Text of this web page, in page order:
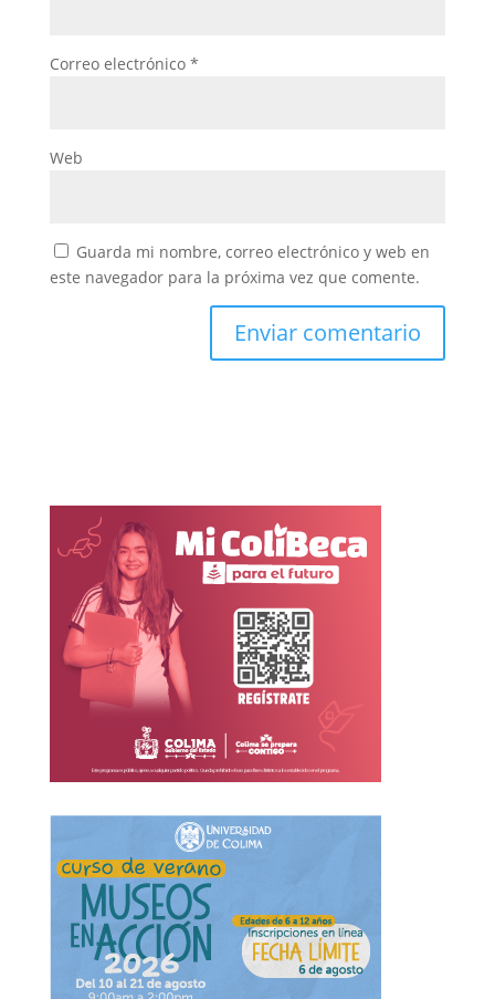
Correo electrónico *
Web
Guarda mi nombre, correo electrónico y web en
este navegador para la próxima vez que comente.